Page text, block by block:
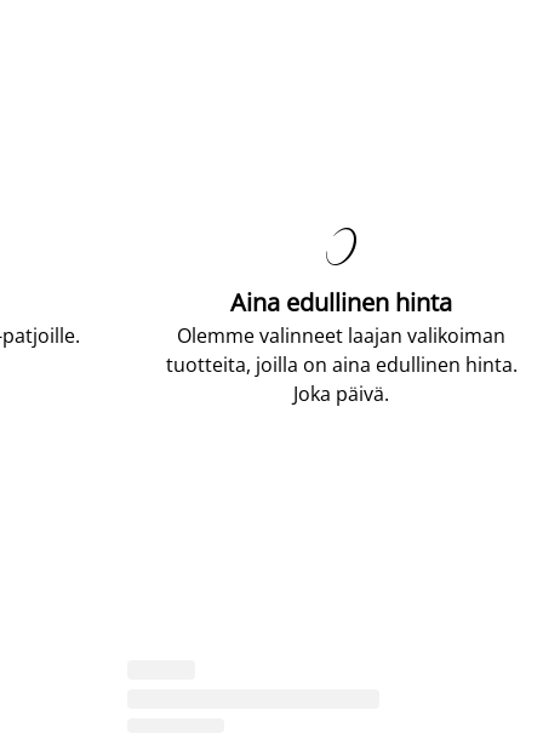

Aina edullinen hinta
Olemme valinneet laajan valikoiman
tuotteita, joilla on aina edullinen hinta.
Joka päivä.